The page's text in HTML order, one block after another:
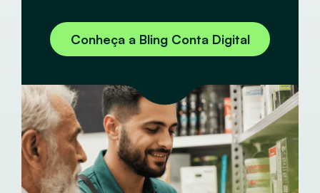
Conheça a Bling Conta Digital